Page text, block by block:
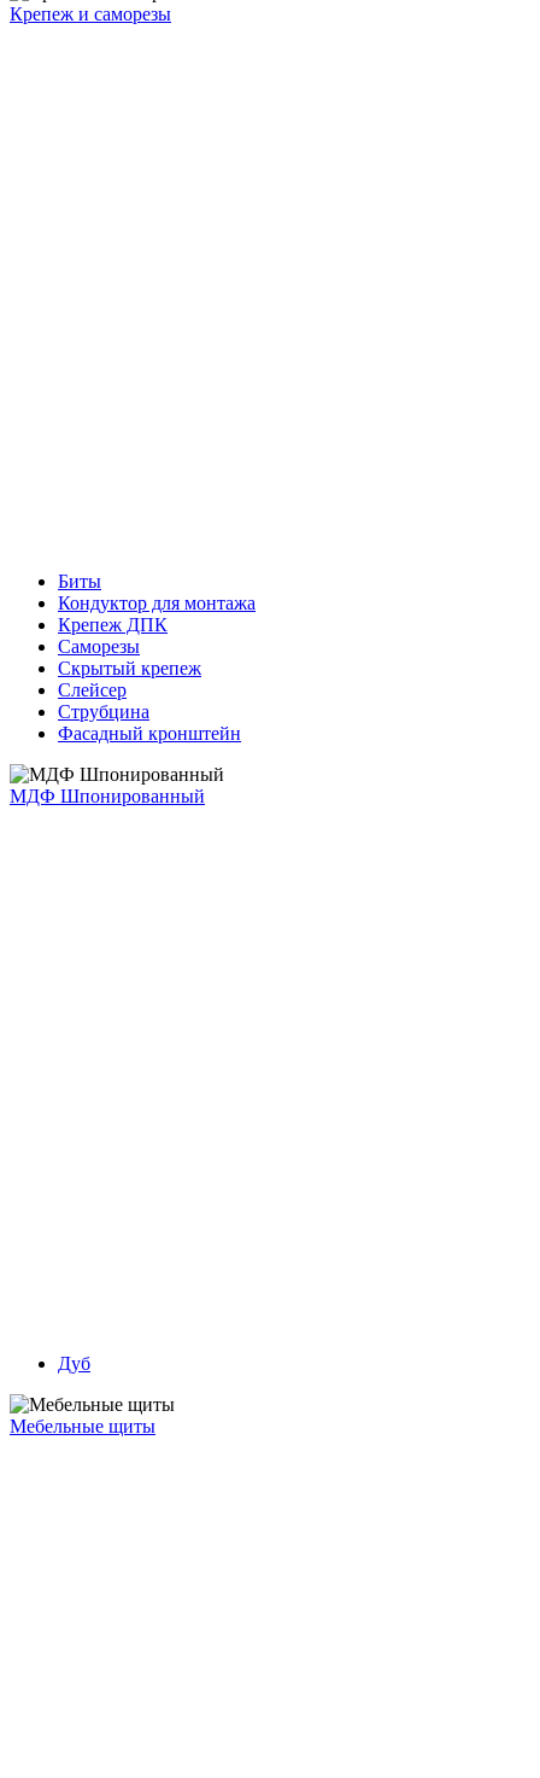
Крепеж и саморезы
Биты
Кондуктор для монтажа
Крепеж ДПК
Саморезы
Скрытый крепеж
Слейсер
Струбцина
Фасадный кронштейн
МДФ Шпонированный
Дуб
Мебельные щиты